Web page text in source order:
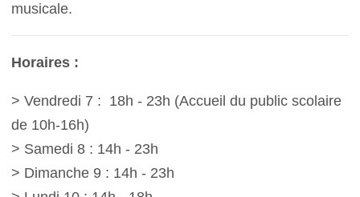
musicale.
Horaires :
> Vendredi 7 : 18h - 23h (Accueil du public scolaire
de 10h-16h)
> Samedi 8 : 14h - 23h
> Dimanche 9 : 14h - 23h